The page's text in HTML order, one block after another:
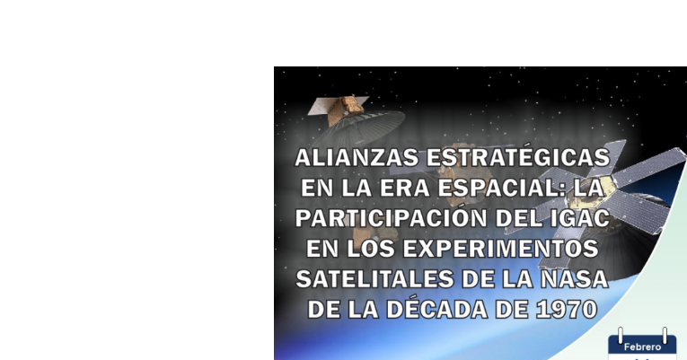
ALIANZAS
ESTRATÉGICAS
EN
ESPACIAL:
LA
PARTICIPACIÓN
DEL
IGAC
EN